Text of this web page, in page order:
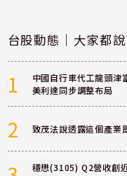
台股動態｜大家都
1
中國自行車代工龍頭
美利達同步調整布局
2 致茂法說透露這個產業
穩懋(3105) Q2營收創